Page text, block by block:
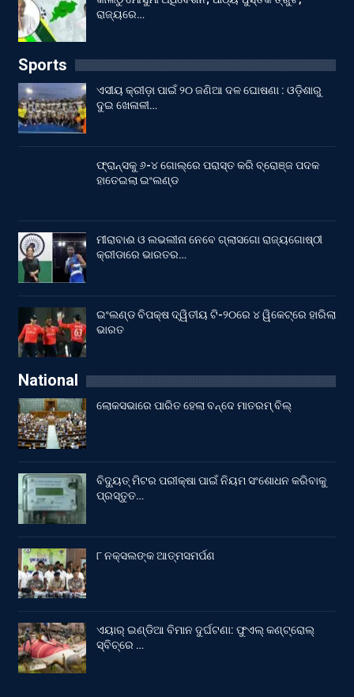
ରାଜ୍ୟରେ…
Sports
ଏସୀୟ କ୍ରୀଡ଼ା ପାଇଁ ୨୦ ଜଣିଆ ଦଳ ଘୋଷଣା : ଓଡ଼ିଶାରୁ
ଦୁଇ ଖେଳାଳୀ…
ଫ୍ରାନ୍ସକୁ ୬-୪ ଗୋଲ୍‌ରେ ପରାସ୍ତ କରି ବ୍ରୋଞ୍ଜ ପଦକ
ହାତେଇଲା ଇଂଲଣ୍ଡ
ମୀରାବାଈ ଓ ଲଭଲୀନା ନେବେ ଗ୍ଲାସଗୋ ରାଜ୍ୟଗୋଷ୍ଠୀ
କ୍ରୀଡାରେ ଭାରତର…
ଇଂଲଣ୍ଡ ବିପକ୍ଷ ଦ୍ୱିତୀୟ ଟି-୨୦ରେ ୪ ୱିକେଟ୍‌ରେ ହାରିଲା
ଭାରତ
National
ଲୋକସଭାରେ ପାରିତ ହେଲା ବନ୍ଦେ ମାତରମ୍‌ ବିଲ୍‌
ବିଦ୍ୟୁତ୍ ମିଟର ପରୀକ୍ଷା ପାଇଁ ନିୟମ ସଂଶୋଧନ କରିବାକୁ
ପ୍ରସ୍ତୁତ…
୮ ନକ୍ସଲଙ୍କ ଆତ୍ମସମର୍ପଣ
ଏୟାର୍ ଇଣ୍ଡିଆ ବିମାନ ଦୁର୍ଘଟଣା: ଫୁଏଲ୍‌ କଣ୍ଟ୍ରୋଲ୍‌
ସ୍ବିଚ୍‌ରେ …